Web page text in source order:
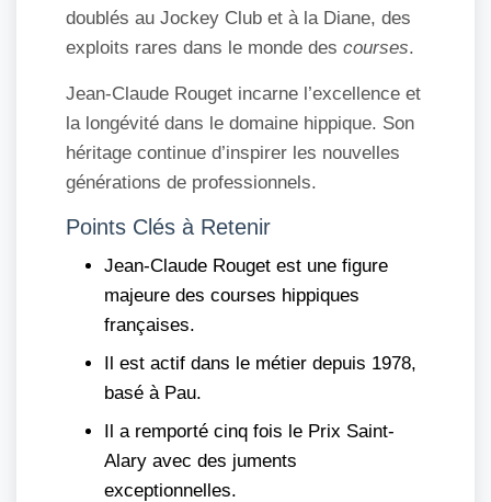
doublés au Jockey Club et à la Diane, des
exploits rares dans le monde des courses.
Jean-Claude Rouget incarne l’excellence et
la longévité dans le domaine hippique. Son
héritage continue d’inspirer les nouvelles
générations de professionnels.
Points Clés à Retenir
Jean-Claude Rouget est une figure
majeure des courses hippiques
françaises.
Il est actif dans le métier depuis 1978,
basé à Pau.
Il a remporté cinq fois le Prix Saint-
Alary avec des juments
exceptionnelles.